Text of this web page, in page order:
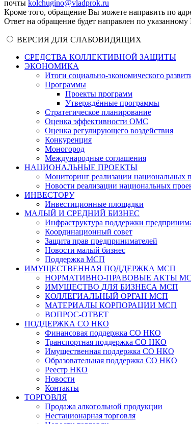
почты kolchugino@vladprok.ru
Кроме того, обращение Вы можете направить по
Ответ на обращение будет направлен по
ВЕРСИЯ ДЛЯ СЛАБОВИДЯЩИХ
СРЕДСТВА КОЛЛЕКТИВНОЙ ЗАЩИТЫ
ЭКОНОМИКА
Итоги социально-экономического
Программы
Проекты программ
Утверждённые программы
Стратегическое планирование
Оценка эффективности ОМС
Оценка регулирующего воздействия
Конкуренция
Моногород
Международные соглашения
НАЦИОНАЛЬНЫЕ ПРОЕКТЫ
Мониторинг реализации национальных
Новости реализации национальных
ИНВЕСТОРУ
Инвестиционные площадки
МАЛЫЙ И СРЕДНИЙ БИЗНЕС
Инфраструктура поддержки
Координационный совет
Защита прав предпринимателей
Новости малый бизнес
Поддержка МСП
ИМУЩЕСТВЕННАЯ ПОДДЕРЖКА МСП
НОРМАТИВНО-ПРАВОВЫЕ АКТЫ
ИМУЩЕСТВО ДЛЯ БИЗНЕСА МСП
КОЛЛЕГИАЛЬНЫЙ ОРГАН МСП
МАТЕРИАЛЫ КОРПОРАЦИИ МСП
ВОПРОС-ОТВЕТ
ПОДДЕРЖКА СО НКО
Финансовая поддержка СО НКО
Транспортная поддержка СО НКО
Имущественная поддержка СО НКО
Образовательная поддержка СО НКО
Реестр НКО
Новости
Контакты
ТОРГОВЛЯ
Продажа алкогольной продукции
Нестационарная торговля